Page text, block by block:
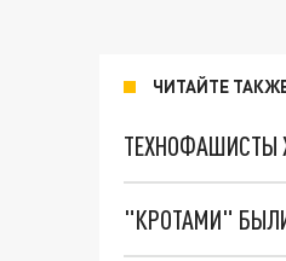
ЧИТАЙТЕ
ТЕХНОФАШИСТЫ
"КРОТАМИ"